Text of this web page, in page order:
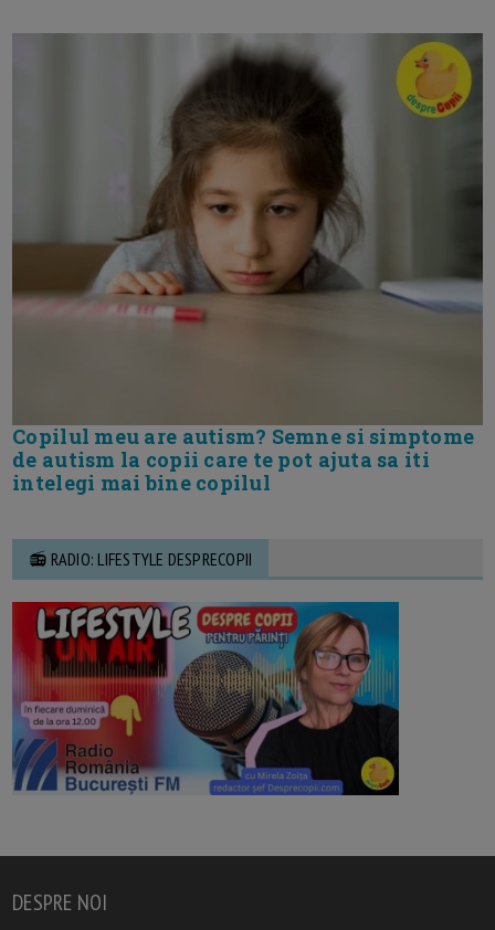
Copilul meu are autism? Semne si simptome
de autism la copii care te pot ajuta sa iti
intelegi mai bine copilul
📻 RADIO: LIFESTYLE DESPRECOPII
DESPRE NOI